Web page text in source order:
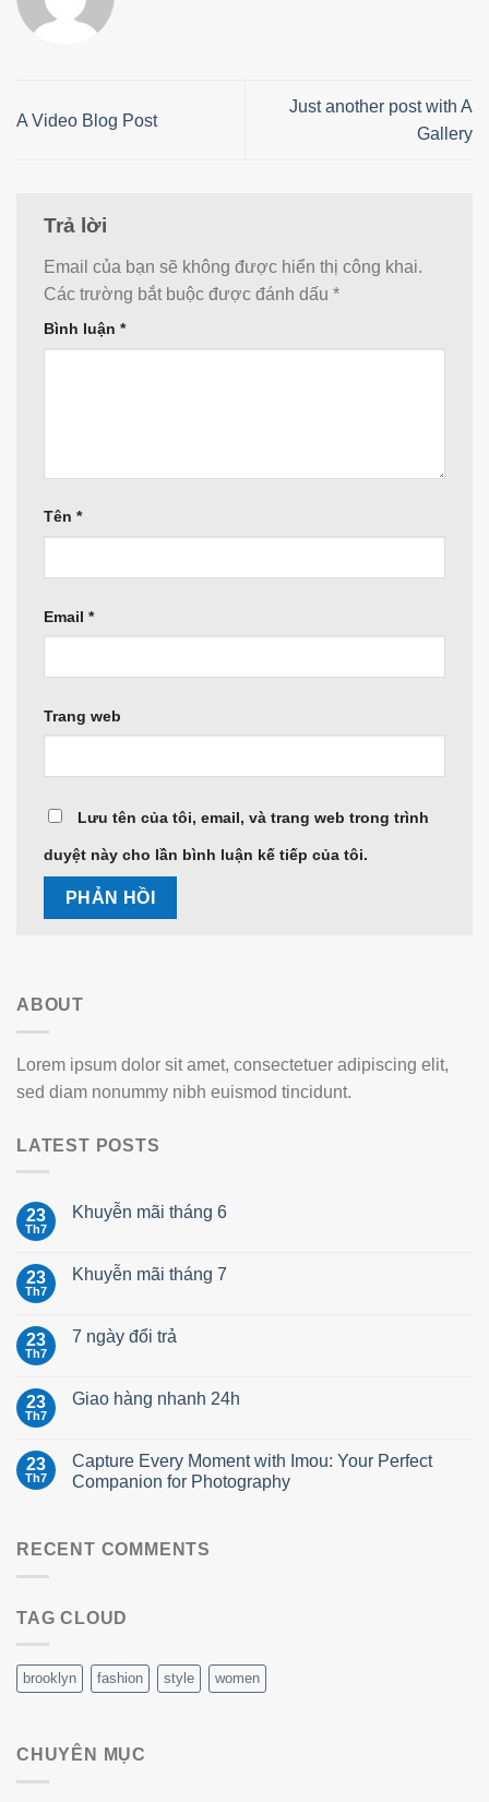
A Video Blog Post
Just another post with A
Gallery
Trả lời
Email của bạn sẽ không được hiển thị công khai.
Các trường bắt buộc được đánh dấu *
Bình luận *
Tên *
Email *
Trang web
Lưu tên của tôi, email, và trang web trong trình
duyệt này cho lần bình luận kế tiếp của tôi.
ABOUT
Lorem ipsum dolor sit amet, consectetuer adipiscing elit,
sed diam nonummy nibh euismod tincidunt.
LATEST POSTS
23
Th7
Khuyễn mãi tháng 6
23
Th7
Khuyễn mãi tháng 7
23
Th7
7 ngày đổi trả
23
Th7
Giao hàng nhanh 24h
23
Th7
Capture Every Moment with Imou: Your Perfect
Companion for Photography
RECENT COMMENTS
TAG CLOUD
brooklyn fashion style women
CHUYÊN MỤC